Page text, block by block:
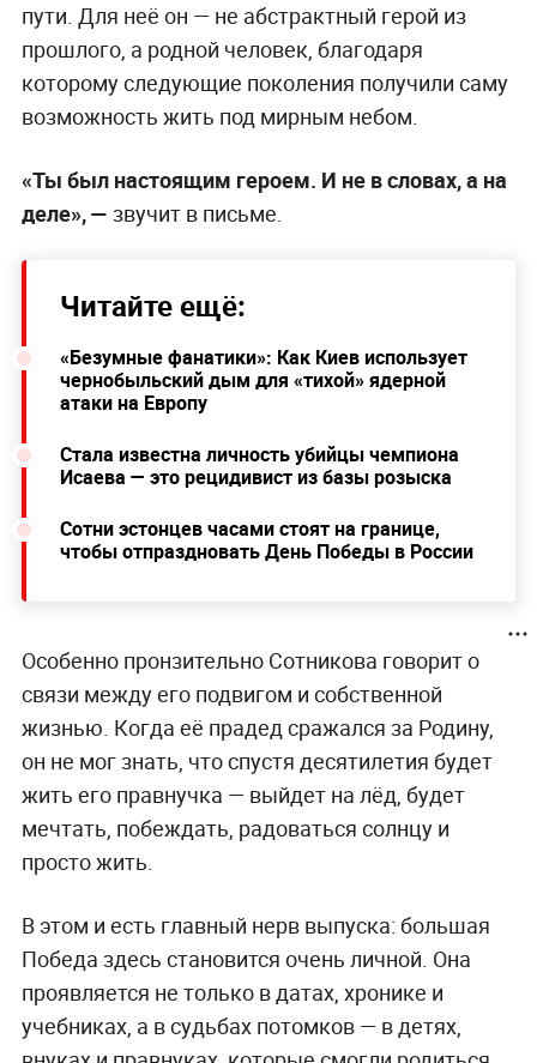
пути. Для неё он — не абстрактный герой из
прошлого, а родной человек, благодаря
которому следующие поколения получили саму
возможность жить под мирным небом.
«Ты был настоящим героем. И не в словах, а на
деле», — звучит в письме.
Читайте ещё:
«Безумные фанатики»: Как Киев использует
чернобыльский дым для «тихой» ядерной
атаки на Европу
Стала известна личность убийцы чемпиона
Исаева — это рецидивист из базы розыска
Сотни эстонцев часами стоят на границе,
чтобы отпраздновать День Победы в России
Особенно пронзительно Сотникова говорит о
связи между его подвигом и собственной
жизнью. Когда её прадед сражался за Родину,
он не мог знать, что спустя десятилетия будет
жить его правнучка — выйдет на лёд, будет
мечтать, побеждать, радоваться солнцу и
просто жить.
В этом и есть главный нерв выпуска: большая
Победа здесь становится очень личной. Она
проявляется не только в датах, хронике и
учебниках, а в судьбах потомков — в детях,